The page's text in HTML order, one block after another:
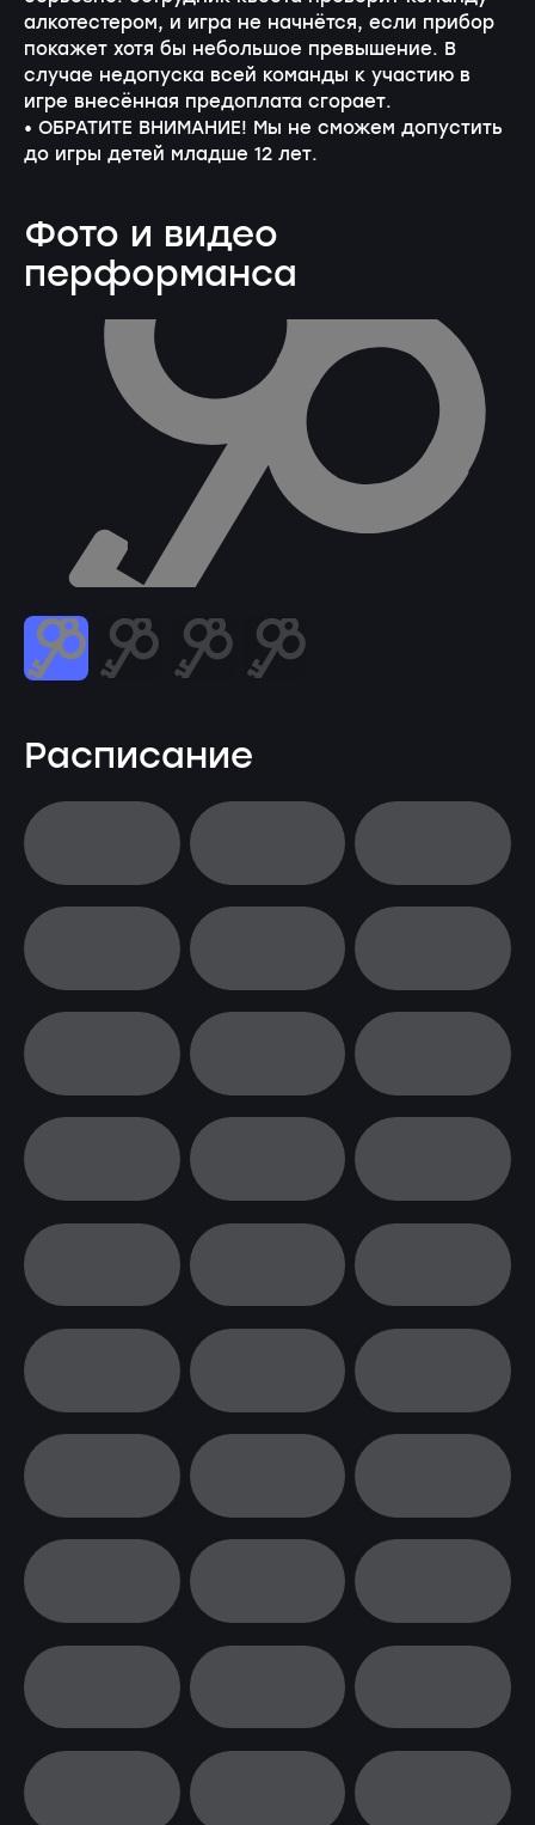
алкотестером, и игра не начнётся, если прибор
покажет хотя бы небольшое превышение. В
случае недопуска всей команды к участию в
игре внесённая предоплата сгорает.
• ОБРАТИТЕ ВНИМАНИЕ! Мы не сможем допустить
до игры детей младше 12 лет.
Фото и видео
перформанса
Расписание